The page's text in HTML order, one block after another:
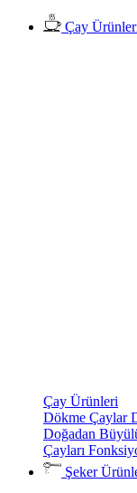
Çay
Çay Ürünleri
Dökme Çaylar
Doğadan
Çayları
Şeker